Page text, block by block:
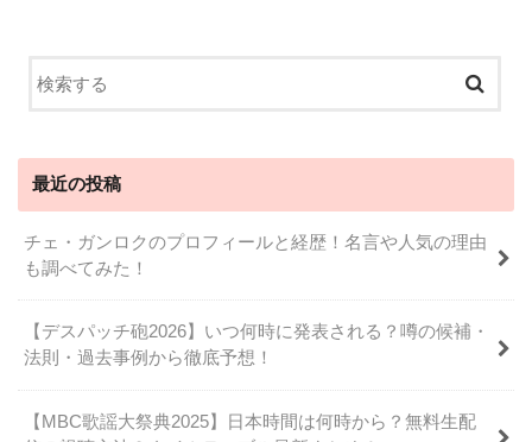
最近の投稿
チェ・ガンロクのプロフィールと経歴！名言や人気の理由
も調べてみた！
【デスパッチ砲2026】いつ何時に発表される？噂の候補・
法則・過去事例から徹底予想！
【MBC歌謡大祭典2025】日本時間は何時から？無料生配